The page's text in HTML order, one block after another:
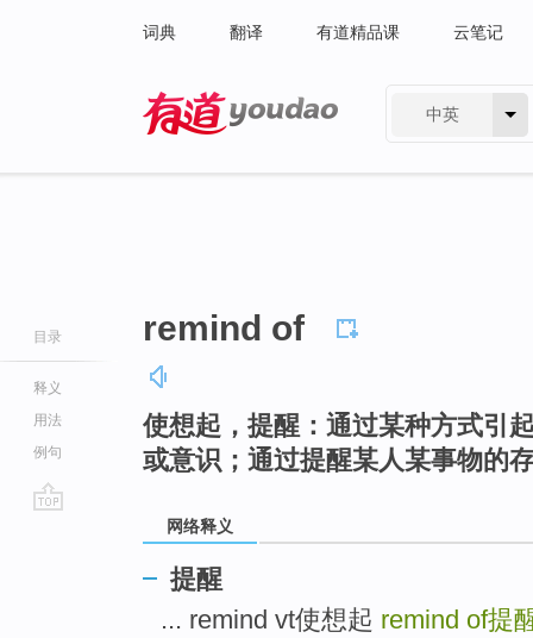
词典 翻译 有道精品课 云笔记
中英
目录
释义
用法
例句
remind of
使想起，提醒：通过某种方式引
或意识；通过提醒某人某事物的
网络释义
提醒
... remind vt使想起 remind of提